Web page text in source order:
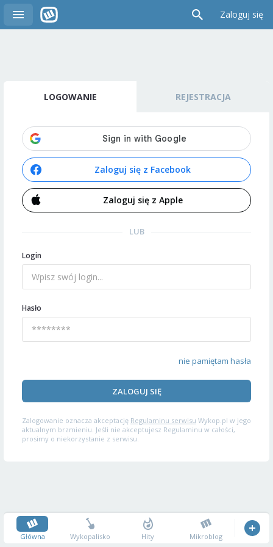
Zaloguj się
LOGOWANIE REJESTRACJA
Zaloguj się z Facebook
Zaloguj się z Apple
LUB
Login
Hasło
nie pamiętam hasła
ZALOGUJ SIĘ
Zalogowanie oznacza akceptację Regulaminu serwisu Wykop.pl w jego
aktualnym brzmieniu. Jeśli nie akceptujesz Regulaminu w całości,
prosimy o niekorzystanie z serwisu.
Główna Wykopalisko Hity Mikroblog